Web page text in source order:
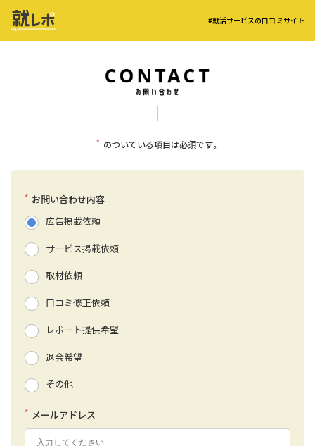
#就活サービスの口コミサイト
* のついている項目は必須です。
* お問い合わせ内容
広告掲載依頼
サービス掲載依頼
取材依頼
口コミ修正依頼
レポート提供希望
退会希望
その他
* メールアドレス